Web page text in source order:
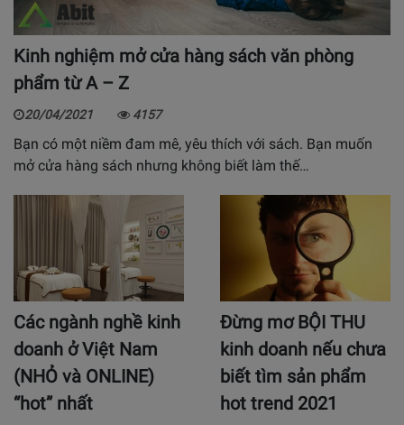
Kinh nghiệm mở cửa hàng sách văn phòng
phẩm từ A – Z
20/04/2021 4157
Bạn có một niềm đam mê, yêu thích với sách. Bạn muốn
mở cửa hàng sách nhưng không biết làm thế…
Các ngành nghề kinh
doanh ở Việt Nam
(NHỎ và ONLINE)
“hot” nhất
Đừng mơ BỘI THU
kinh doanh nếu chưa
biết tìm sản phẩm
hot trend 2021